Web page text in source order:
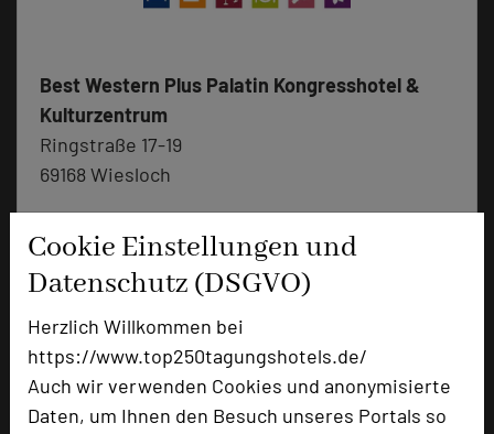
Cookie Einstellungen und
Datenschutz (DSGVO)
Herzlich Willkommen bei
https://www.top250tagungshotels.de/
Auch wir verwenden Cookies und anonymisierte
Daten, um Ihnen den Besuch unseres Portals so
Best Western Plus Palatin Kongresshotel &
Kulturzentrum
Ringstraße 17-19
69168 Wiesloch
+49 6222 582-600
Email
language Homepage
zur Tagungsanfrage hinzufügen add_circle